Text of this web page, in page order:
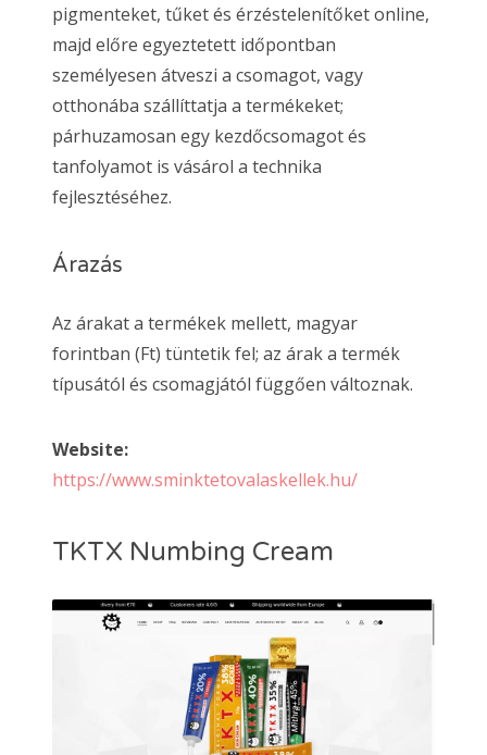
pigmenteket, tűket és érzéstelenítőket online,
majd előre egyeztetett időpontban
személyesen átveszi a csomagot, vagy
otthonába szállíttatja a termékeket;
párhuzamosan egy kezdőcsomagot és
tanfolyamot is vásárol a technika
fejlesztéséhez.
Árazás
Az árakat a termékek mellett, magyar
forintban (Ft) tüntetik fel; az árak a termék
típusától és csomagjától függően változnak.
Website:
https://www.sminktetovalaskellek.hu/
TKTX Numbing Cream